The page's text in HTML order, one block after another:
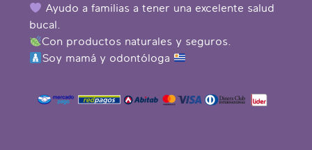
Ayudo a familias a tener una excelente salud
bucal.
Con productos naturales y seguros.
Soy mamá y odontóloga